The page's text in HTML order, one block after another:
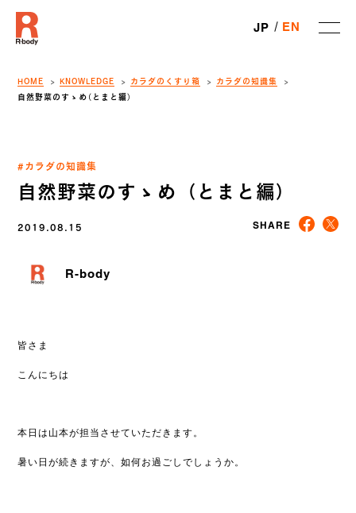
JP EN
HOME KNOWLEDGE カラダのくすり箱
カラダの知識集
自然野菜のすゝめ（とまと編）
#カラダの知識集
自然野菜のすゝめ（とまと編）
2019.08.15 SHARE
R-body
皆さま
こんにちは
本日は山本が担当させていただきます。
暑い日が続きますが、如何お過ごしでしょうか。